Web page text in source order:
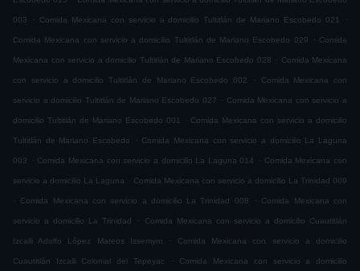
003 . Comida Mexicana con servicio a domicilio Tultitlán de Mariano Escobedo 021 .
Comida Mexicana con servicio a domicilio Tultitlán de Mariano Escobedo 029 . Comida
Mexicana con servicio a domicilio Tultitlán de Mariano Escobedo 028 . Comida Mexicana
con servicio a domicilio Tultitlán de Mariano Escobedo 002 . Comida Mexicana con
servicio a domicilio Tultitlán de Mariano Escobedo 027 . Comida Mexicana con servicio a
domicilio Tultitlán de Mariano Escobedo 001 . Comida Mexicana con servicio a domicilio
Tultitlán de Mariano Escobedo . Comida Mexicana con servicio a domicilio La Laguna
003 . Comida Mexicana con servicio a domicilio La Laguna 014 . Comida Mexicana con
servicio a domicilio La Laguna . Comida Mexicana con servicio a domicilio La Trinidad 009
.
Comida Mexicana con servicio a domicilio La Trinidad 008 . Comida Mexicana con
servicio a domicilio La Trinidad . Comida Mexicana con servicio a domicilio Cuautitlán
Izcalli Adolfo López Mateos Issemym . Comida Mexicana con servicio a domicilio
Cuautitlán Izcalli Colonial del Tepeyac . Comida Mexicana con servicio a domicilio